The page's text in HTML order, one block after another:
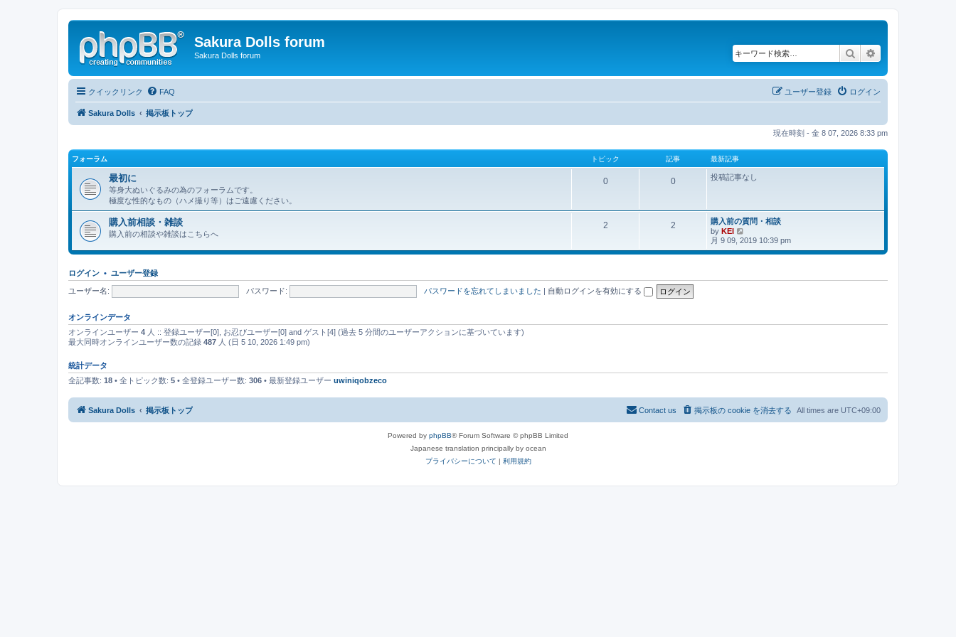
Sakura Dolls forum
Sakura Dolls forum 検索
クイックリンク FAQ ログイン
ユーザー登録
Sakura Dolls 掲示板トップ
現在時刻 - 金 8 07, 2026 8:33 pm
フォーラム トピック 記事 最新記事
最初に
等身大ぬいぐるみの為のフォーラムです。
極度な性的なもの（ハメ撮り等）はご遠慮ください。
0 0 投稿記事なし
購入前相談・雑談
購入前の相談や雑談はこちらへ
2 2
購入前の質問・相談
by KEI
新
記
月 9 09, 2019 10:39 pm
ログイン • ユーザー登録
ユーザー名: パスワード: パスワードを忘れてしまいました | 自動ログインを有効にする
オンラインデータ
オンラインユーザー 4 人 :: 登録ユーザー[0], お忍びユーザー[0] and ゲスト[4] (過去 5 分間のユーザーアクションに基づいています)
最大同時オンラインユーザー数の記録 487 人 (日 5 10, 2026 1:49 pm)
統計データ
全記事数: 18 • 全トピック数: 5 • 全登録ユーザー数: 306 • 最新登録ユーザー uwiniqobzeco
Sakura Dolls 掲示板トップ All times are UTC+09:00
掲示板の cookie を消去する
Contact us
Powered by phpBB® Forum Software © phpBB Limited
Japanese translation principally by ocean
プライバシーについて | 利用規約